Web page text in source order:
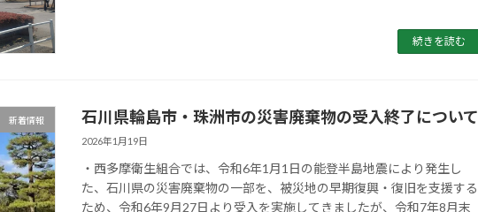
続きを読む
新着情報 石川県輪島市・珠洲市の災害廃棄物の受入終了について
2026年1月19日
・西多摩衛生組合では、令和6年1月1日の能登半島地震により発生し
た、石川県の災害廃棄物の一部を、被災地の早期復興・復旧を支援する
ため、令和6年9月27日より受入を実施してきましたが、令和7年8月末